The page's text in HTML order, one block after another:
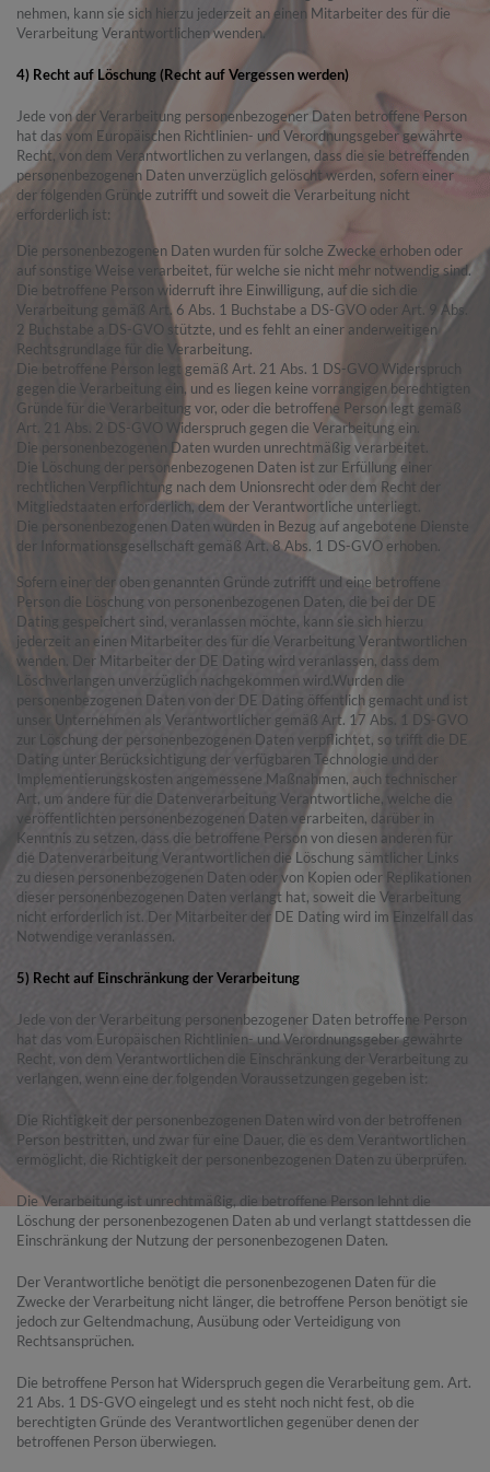
nehmen, kann sie sich hierzu jederzeit an einen Mitarbeiter des für die
Verarbeitung Verantwortlichen wenden.
4) Recht auf Löschung (Recht auf Vergessen werden)
Jede von der Verarbeitung personenbezogener Daten betroffene Person
hat das vom Europäischen Richtlinien- und Verordnungsgeber gewährte
Recht, von dem Verantwortlichen zu verlangen, dass die sie betreffenden
personenbezogenen Daten unverzüglich gelöscht werden, sofern einer
der folgenden Gründe zutrifft und soweit die Verarbeitung nicht
erforderlich ist:
Die personenbezogenen Daten wurden für solche Zwecke erhoben oder
auf sonstige Weise verarbeitet, für welche sie nicht mehr notwendig sind.
Die betroffene Person widerruft ihre Einwilligung, auf die sich die
Verarbeitung gemäß Art. 6 Abs. 1 Buchstabe a DS-GVO oder Art. 9 Abs.
2 Buchstabe a DS-GVO stützte, und es fehlt an einer anderweitigen
Rechtsgrundlage für die Verarbeitung.
Die betroffene Person legt gemäß Art. 21 Abs. 1 DS-GVO Widerspruch
gegen die Verarbeitung ein, und es liegen keine vorrangigen berechtigten
Gründe für die Verarbeitung vor, oder die betroffene Person legt gemäß
Art. 21 Abs. 2 DS-GVO Widerspruch gegen die Verarbeitung ein.
Die personenbezogenen Daten wurden unrechtmäßig verarbeitet.
Die Löschung der personenbezogenen Daten ist zur Erfüllung einer
rechtlichen Verpflichtung nach dem Unionsrecht oder dem Recht der
Mitgliedstaaten erforderlich, dem der Verantwortliche unterliegt.
Die personenbezogenen Daten wurden in Bezug auf angebotene Dienste
der Informationsgesellschaft gemäß Art. 8 Abs. 1 DS-GVO erhoben.
Sofern einer der oben genannten Gründe zutrifft und eine betroffene
Person die Löschung von personenbezogenen Daten, die bei der DE
Dating gespeichert sind, veranlassen möchte, kann sie sich hierzu
jederzeit an einen Mitarbeiter des für die Verarbeitung Verantwortlichen
wenden. Der Mitarbeiter der DE Dating wird veranlassen, dass dem
Löschverlangen unverzüglich nachgekommen wird.Wurden die
personenbezogenen Daten von der DE Dating öffentlich gemacht und ist
unser Unternehmen als Verantwortlicher gemäß Art. 17 Abs. 1 DS-GVO
zur Löschung der personenbezogenen Daten verpflichtet, so trifft die DE
Dating unter Berücksichtigung der verfügbaren Technologie und der
Implementierungskosten angemessene Maßnahmen, auch technischer
Art, um andere für die Datenverarbeitung Verantwortliche, welche die
veröffentlichten personenbezogenen Daten verarbeiten, darüber in
Kenntnis zu setzen, dass die betroffene Person von diesen anderen für
die Datenverarbeitung Verantwortlichen die Löschung sämtlicher Links
zu diesen personenbezogenen Daten oder von Kopien oder Replikationen
dieser personenbezogenen Daten verlangt hat, soweit die Verarbeitung
nicht erforderlich ist. Der Mitarbeiter der DE Dating wird im Einzelfall das
Notwendige veranlassen.
5) Recht auf Einschränkung der Verarbeitung
Jede von der Verarbeitung personenbezogener Daten betroffene Person
hat das vom Europäischen Richtlinien- und Verordnungsgeber gewährte
Recht, von dem Verantwortlichen die Einschränkung der Verarbeitung zu
verlangen, wenn eine der folgenden Voraussetzungen gegeben ist:
Die Richtigkeit der personenbezogenen Daten wird von der betroffenen
Person bestritten, und zwar für eine Dauer, die es dem Verantwortlichen
ermöglicht, die Richtigkeit der personenbezogenen Daten zu überprüfen.
Die Verarbeitung ist unrechtmäßig, die betroffene Person lehnt die
Löschung der personenbezogenen Daten ab und verlangt stattdessen die
Einschränkung der Nutzung der personenbezogenen Daten.
Der Verantwortliche benötigt die personenbezogenen Daten für die
Zwecke der Verarbeitung nicht länger, die betroffene Person benötigt sie
jedoch zur Geltendmachung, Ausübung oder Verteidigung von
Rechtsansprüchen.
Die betroffene Person hat Widerspruch gegen die Verarbeitung gem. Art.
21 Abs. 1 DS-GVO eingelegt und es steht noch nicht fest, ob die
berechtigten Gründe des Verantwortlichen gegenüber denen der
betroffenen Person überwiegen.